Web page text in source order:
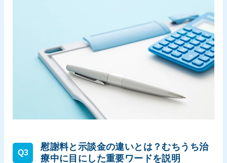
Q3
慰謝料と示談金の違いとは？むちうち治
療中に目にした重要ワードを説明